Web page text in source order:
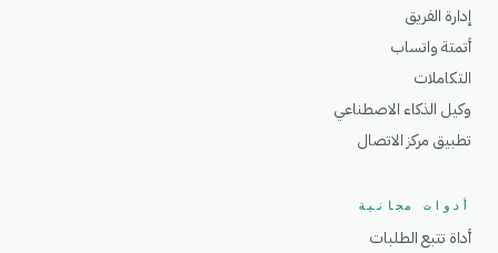
إدارة الفريق
أتمتة واتساب
التكاملات
وكيل الذكاء الاصطناعي
تطبيق مركز الاتصال
أدوات مجانية
أداة تتبع الطلبات